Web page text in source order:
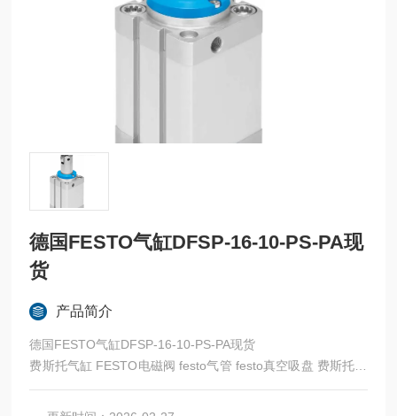
德国FESTO气缸DFSP-16-10-PS-PA现
货
产品简介
德国FESTO气缸DFSP-16-10-PS-PA现货
费斯托气缸 FESTO电磁阀 festo气管 festo真空吸盘 费斯托过
滤器 费斯托油雾器 FESTO传感器 FESTO代理
全系列产品大量现货请咨询上海茂硕机械设备有限公司